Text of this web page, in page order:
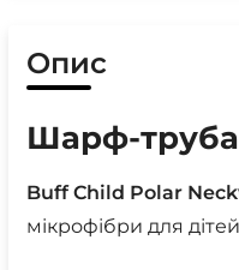
Опис
Шарф-труба
Buff Child Polar
мікрофібри для